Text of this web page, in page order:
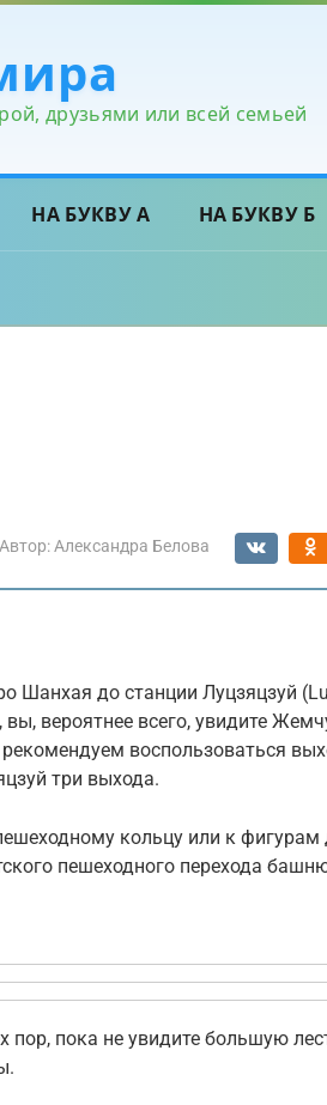
друзьями или всей семьей
НА БУКВУ А НА БУКВУ Б
Автор: Александра Белова
Шанхая до станции Луцзяцзуй
вероятнее всего, увидите
воспользоваться
три выхода.
кольцу или к фигурам
пешеходного перехода
пор, пока не увидите большую